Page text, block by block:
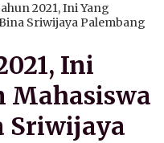
2021, Ini Yang
Sriwijaya Palembang
Ini
Mahasiswa
Sriwijaya